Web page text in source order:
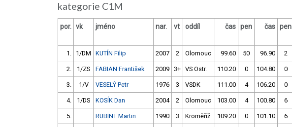
kategorie C1M
por. vk jméno nar. vt oddíl čas pen čas pen
1. 1/DM KUTÍN Filip 2007 2 Olomouc 99.60 50 96.90 2
2. 1/ZS FABIAN František 2009 3+ VS Ostr. 110.20 0 104.80 0
3. 1/V VESELÝ Petr 1976 3 VSDK 111.00 4 106.20 0
4. 1/DS KOSÍK Dan 2004 2 Olomouc 103.00 4 100.80 6
5. RUBINT Martin 1990 3 Kroměříž 109.20 0 101.10 6